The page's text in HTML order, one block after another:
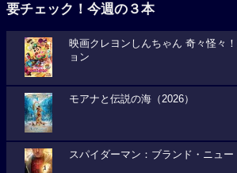
要チェック！今週の３本
映画クレヨンしんちゃん 奇々怪々
ョン
モアナと伝説の海（2026）
スパイダーマン：ブランド・ニュー